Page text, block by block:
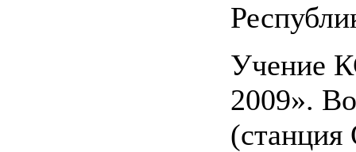
Учение
2009».